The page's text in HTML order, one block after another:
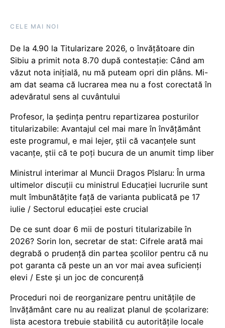
CELE MAI NOI
De la 4.90 la Titularizare 2026, o învățătoare din
Sibiu a primit nota 8.70 după contestație: Când am
văzut nota inițială, nu mă puteam opri din plâns. Mi-
am dat seama că lucrarea mea nu a fost corectată în
adevăratul sens al cuvântului
Profesor, la ședința pentru repartizarea posturilor
titularizabile: Avantajul cel mai mare în învățământ
este programul, e mai lejer, știi că vacanțele sunt
vacanţe, știi că te poți bucura de un anumit timp liber
Ministrul interimar al Muncii Dragos Pîslaru: În urma
ultimelor discuții cu ministrul Educației lucrurile sunt
mult îmbunătățite față de varianta publicată pe 17
iulie / Sectorul educației este crucial
De ce sunt doar 6 mii de posturi titularizabile în
2026? Sorin Ion, secretar de stat: Cifrele arată mai
degrabă o prudență din partea școlilor pentru că nu
pot garanta că peste un an vor mai avea suficienți
elevi / Este și un joc de concurență
Proceduri noi de reorganizare pentru unitățile de
învățământ care nu au realizat planul de școlarizare:
lista acestora trebuie stabilită cu autoritățile locale